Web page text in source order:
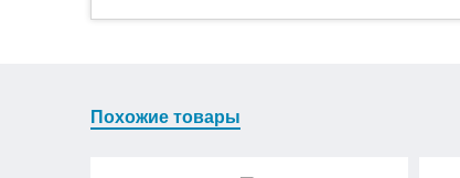
Похожие товары